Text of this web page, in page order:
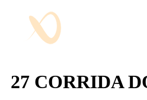
27 CORRIDA